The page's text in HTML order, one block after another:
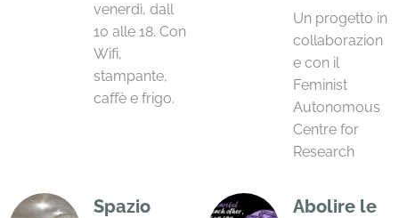
venerdì, dall
10 alle 18. Con
Wifi,
stampante,
caffè e frigo.
Un progetto in
collaborazion
e con il
Feminist
Autonomous
Centre for
Research
Spazio
Abolire le